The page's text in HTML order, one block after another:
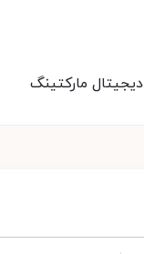
دیجیتال مارکتینگ